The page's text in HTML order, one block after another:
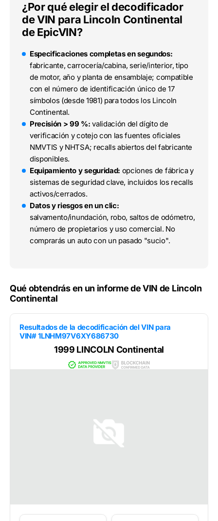
¿Por qué elegir el decodificador
de VIN para Lincoln Continental
de EpicVIN?
Especificaciones completas en segundos:
fabricante, carrocería/cabina, serie/interior, tipo
de motor, año y planta de ensamblaje; compatible
con el número de identificación único de 17
símbolos (desde 1981) para todos los Lincoln
Continental.
Precisión > 99 %: validación del dígito de
verificación y cotejo con las fuentes oficiales
NMVTIS y NHTSA; recalls abiertos del fabricante
disponibles.
Equipamiento y seguridad: opciones de fábrica y
sistemas de seguridad clave, incluidos los recalls
activos/cerrados.
Datos y riesgos en un clic:
salvamento/inundación, robo, saltos de odómetro,
número de propietarios y uso comercial. No
comprarás un auto con un pasado "sucio".
Qué obtendrás en un informe de VIN de Lincoln
Continental
Resultados de la decodificación del VIN para
VIN# 1LNHM97V6XY686730
1999 LINCOLN Continental